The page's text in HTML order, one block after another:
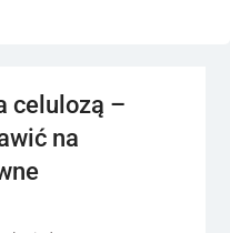
celulozą –
na